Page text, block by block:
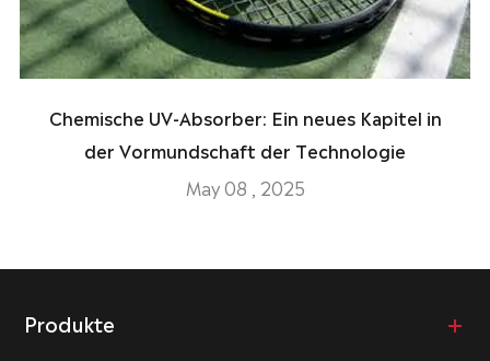
Chemische UV-Absorber: Ein neues Kapitel in
der Vormundschaft der Technologie
May 08 , 2025
Produkte